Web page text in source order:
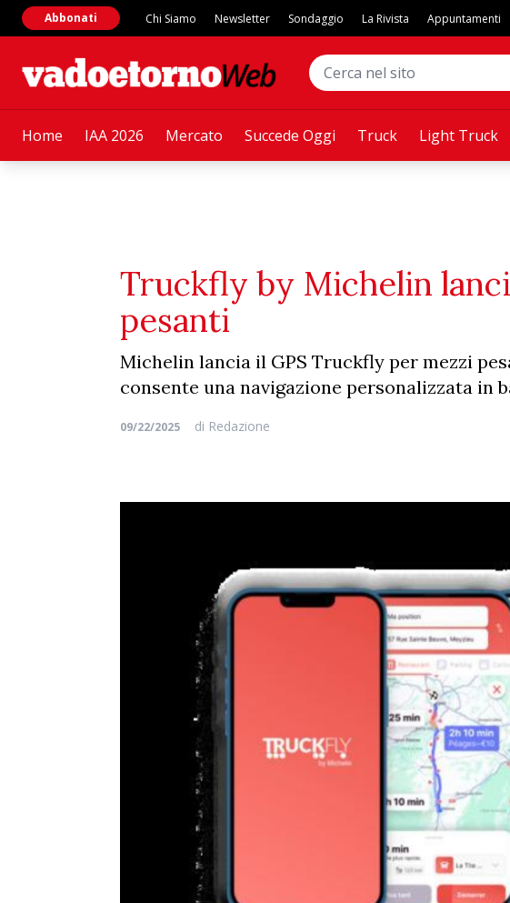
Home IAA 2026 Mercato Succede Oggi Truck Light Truck
Abbonati Chi Siamo Newsletter Sondaggio La Rivista Appuntamenti
Truckfly by Michelin
pesanti
Michelin lancia il GPS Truckfly per mezzi
consente una navigazione personalizzata
09/22/2025 di Redazione